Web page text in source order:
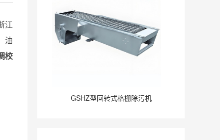
江
油
校
GSHZ型回转式格栅除污机